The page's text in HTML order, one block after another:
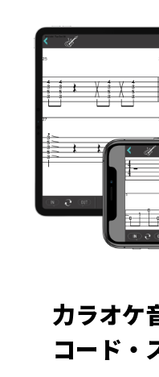
力ラオケ
コード・